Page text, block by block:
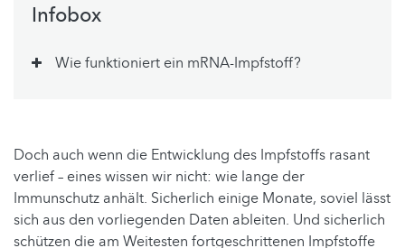
Infobox
Wie funktioniert ein mRNA-Impfstoff?
Doch auch wenn die Entwicklung des Impfstoffs rasant
verlief – eines wissen wir nicht: wie lange der
Immunschutz anhält. Sicherlich einige Monate, soviel lässt
sich aus den vorliegenden Daten ableiten. Und sicherlich
schützen die am Weitesten fortgeschrittenen Impfstoffe